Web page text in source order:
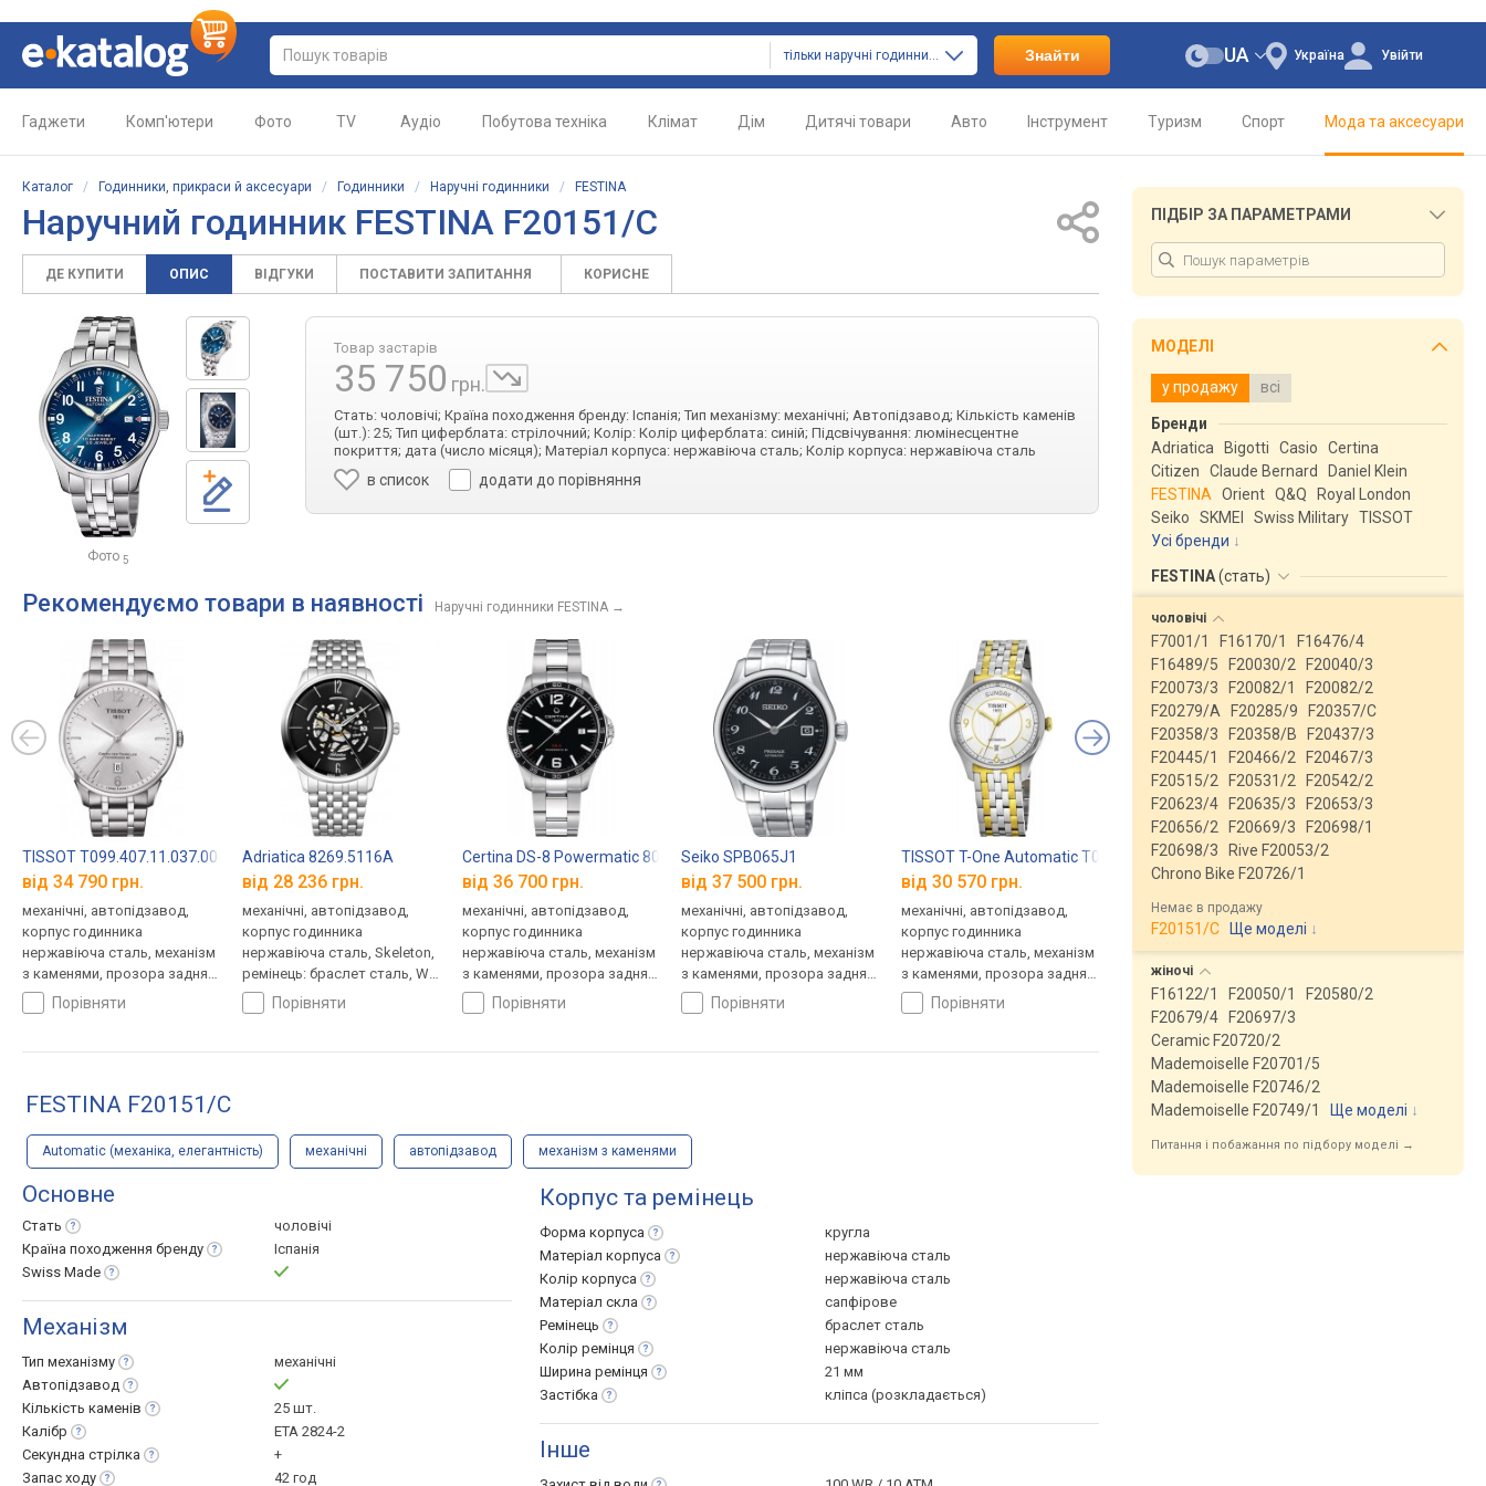
тільки наручні годинники Знайти Україна
UA Увійти
Гаджети Комп'ютери Фото TV Аудіо Побутова техніка Клімат Дім Дитячі товари Авто Інструмент Туризм Спорт Мода та аксесуари
Каталог / Годинники, прикраси й аксесуари / Годинники / Наручні годинники / FESTINA
Наручний годинник FESTINA F20151/C
ДЕ КУПИТИ ОПИС ВІДГУКИ ПОСТАВИТИ ЗАПИТАННЯ КОРИСНЕ
Фото 5
Товар застарів
35 750 грн.
Стать: чоловічі; Країна походження бренду: Іспанія; Тип механізму: механічні; Автопідзавод; Кількість каменів
(шт.): 25; Тип циферблата: стрілочний; Колір: Колір циферблата: синій; Підсвічування: люмінесцентне
покриття; дата (число місяця); Матеріал корпуса: нержавіюча сталь; Колір корпуса: нержавіюча сталь
в список додати до порівняння
Рекомендуємо товари в наявності Наручні годинники FESTINA →
TISSOT T099.407.11.037.00
від 34 790 грн.
механічні, автопідзавод,
корпус годинника
нержавіюча сталь, механізм
з каменями, прозора задня
кришка, ремінець: браслет
сталь, WR 50, Швейцарія
порівняти
Adriatica 8269.5116A
від 28 236 грн.
механічні, автопідзавод,
корпус годинника
нержавіюча сталь, Skeleton,
ремінець: браслет сталь, WR
50, Швейцарія
порівняти
Certina DS-8 Powermatic 80 C033.807.11.057.00
від 36 700 грн.
механічні, автопідзавод,
корпус годинника
нержавіюча сталь, механізм
з каменями, прозора задня
кришка, ремінець: браслет
сталь, WR 100, Швейцарія
порівняти
Seiko SPB065J1
від 37 500 грн.
механічні, автопідзавод,
корпус годинника
нержавіюча сталь, механізм
з каменями, прозора задня
кришка, ремінець: браслет
сталь, WR 100, Японія
порівняти
TISSOT T-One Automatic T038.430.22.037.00
від 30 570 грн.
механічні, автопідзавод,
корпус годинника
нержавіюча сталь, механізм
з каменями, прозора задня
кришка, ремінець: браслет
сталь, WR 50, Швейцарія
порівняти
Adriatica A8269.5156NA
від 31 185 грн.
механічні, автопідзавод,
корпус годинника
з каменями, ремінець:
браслет сталь, WR 50,
Швейцарія
порівняти
Швейцарія
FESTINA F20151/C
Automatic (механіка, елегантність) механічні автопідзавод механізм з каменями
Основне
Стать
чоловічі
Країна походження бренду
Іспанія
Swiss Made
Механізм
Тип механізму
механічні
Автопідзавод
Кількість каменів
25 шт.
Калібр
ETA 2824-2
Секундна стрілка
+
Запас ходу 42 год
Корпус та ремінець
Форма корпуса
кругла
Матеріал корпуса
нержавіюча сталь
Колір корпуса
нержавіюча сталь
Матеріал скла
сапфірове
Ремінець
браслет сталь
Колір ремінця
нержавіюча сталь
Ширина ремінця
21 мм
Застібка
кліпса (розкладається)
Інше
ПІДБІР ЗА ПАРАМЕТРАМИ
МОДЕЛІ
у продажу всі
Бренди
Adriatica
Bigotti Casio
Certina
Citizen
Claude Bernard
Daniel Klein
FESTINA
Orient Q&Q
Royal London
Seiko
SKMEI Swiss Military TISSOT
Усі бренди
FESTINA(стать)
чоловічі
F7001/1 F16170/1
F16476/4
F16489/5
F20030/2
F20040/3
F20073/3
F20082/1
F20082/2
F20279/A
F20285/9
F20357/C
F20358/3
F20358/B
F20437/3
F20445/1
F20466/2
F20467/3
F20515/2
F20531/2
F20542/2
F20623/4
F20635/3
F20653/3
F20656/2
F20669/3
F20698/1
F20698/3
Rive F20053/2
Chrono Bike F20726/1
Немає в продажу
F20151/C Ще моделі ↓
жіночі
F16122/1 F20050/1
F20580/2
F20679/4
F20697/3
Ceramic F20720/2
Mademoiselle F20701/5
Mademoiselle F20746/2
Mademoiselle F20749/1
Ще моделі ↓
Питання і побажання по підбору моделі →